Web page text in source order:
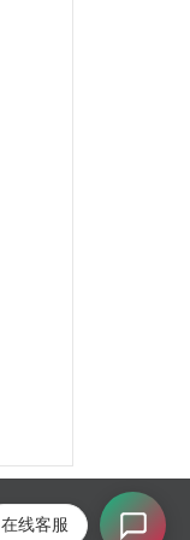
在线客服